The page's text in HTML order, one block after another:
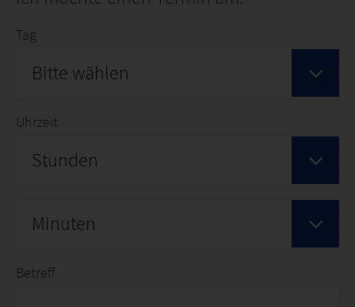
Tag
Bitte wählen
Uhrzeit
Stunden
Minuten
Betreff